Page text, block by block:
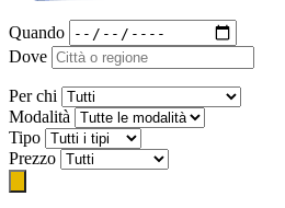
Quando
Dove
Per chi
Modalità
Tipo
Prezzo